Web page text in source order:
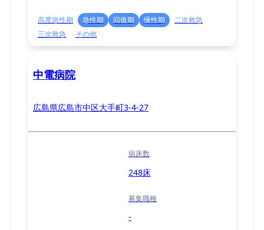
高度急性期 急性期 回復期 慢性期
二次救急
三次救急
その他
中電病院
広島県広島市中区大手町3-4-27
病床数
248床
募集職種
-